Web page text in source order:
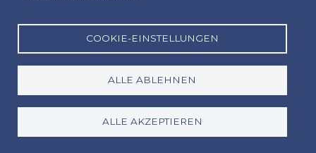
COOKIE-EINSTELLUNGEN
ALLE ABLEHNEN
ALLE AKZEPTIEREN
Baby-Schalen / Kindersitze / Kinder-Sitzpolster
SCDW - (Haftungsausschluss) - Fahrzeugmiete ohne
Selbstbeteiligung
GPS - Satellitennavigationssystem
GCS - Spanien Grenze Ausfahrt